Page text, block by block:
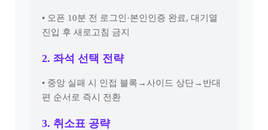
• 오픈 10분 전 로그인·본인인증 완료, 대기열
진입 후 새로고침 금지
2. 좌석 선택 전략
• 중앙 실패 시 인접 블록→사이드 상단→반대
편 순서로 즉시 전환
3. 취소표 공략